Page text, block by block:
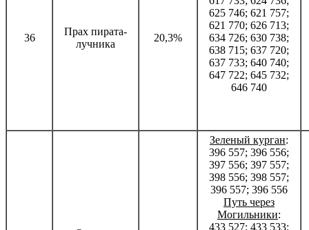
36
Прах пирата-
лучника
20,3%
625 746; 621 757;
621 770; 626 713;
634 726; 630 738;
638 715; 637 720;
637 733; 640 740;
647 722; 645 732;
646 740
Зеленый курган:
396 557; 396 556;
397 556; 397 557;
398 556; 398 557;
396 557; 396 556
Путь через
Могильники:
433 527; 433 533;